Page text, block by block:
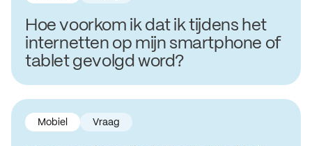
Hoe voorkom ik dat ik tijdens het
internetten op mijn smartphone of
tablet gevolgd word?
Mobiel Vraag